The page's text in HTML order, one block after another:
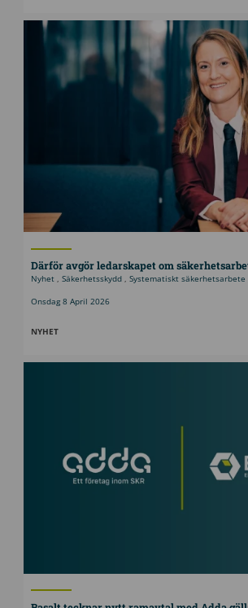
Därför avgör ledarskapet om
Nyhet ,Säkerhetsskydd ,Systematiskt säkerhetsarbete
Onsdag 8 April 2026
NYHET